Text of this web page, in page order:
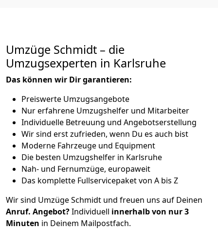
Umzüge Schmidt – die
Umzugsexperten in Karlsruhe
Das können wir Dir garantieren:
Preiswerte Umzugsangebote
Nur erfahrene Umzugshelfer und Mitarbeiter
Individuelle Betreuung und Angebotserstellung
Wir sind erst zufrieden, wenn Du es auch bist
Moderne Fahrzeuge und Equipment
Die besten Umzugshelfer in Karlsruhe
Nah- und Fernumzüge, europaweit
Das komplette Fullservicepaket von A bis Z
Wir sind Umzüge Schmidt und freuen uns auf Deinen
Anruf. Angebot?Individuell innerhalb von nur 3
Minuten in Deinem Mailpostfach.